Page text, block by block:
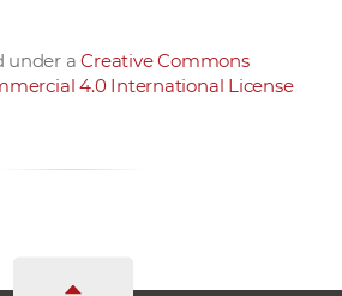
under aCreative Commons
4.0 International License